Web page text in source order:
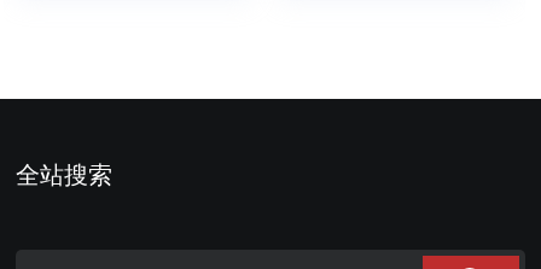
体浓度。分析仪独有的内
Cell）技术而实现的气体
此仪器主要测量CO2、
CO...
全站搜索